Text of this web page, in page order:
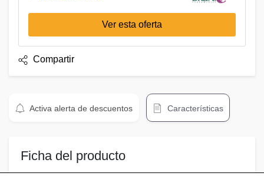
Ver esta oferta
Compartir
Activa alerta de descuentos Características
Ficha del producto